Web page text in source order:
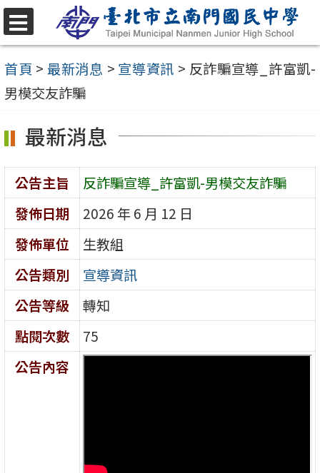
跳
至
主
要
容
選
單
首頁 > 最新消息 > 宣導資訊 > 反詐騙宣導_許富凱-
男模交友詐騙
最新消息
公告主旨
反詐騙宣導_許富凱-男模交友詐騙
發佈日期
2026 年 6 月 12 日
發佈單位
生教組
公告類別
宣導資訊
公告等級
轉知
點閱次數
75
公告內容